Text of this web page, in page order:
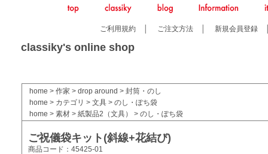
ご利用規約 ご注文方法 新規会員登録
classiky's online shop
home > 作家 > drop around > 封筒・のし
home > カテゴリ > 文具 > のし・ぽち袋
home > 素材 > 紙製品2（文具） > のし・ぽち袋
ご祝儀袋キット(斜線+花結び)
商品コード：45425-01